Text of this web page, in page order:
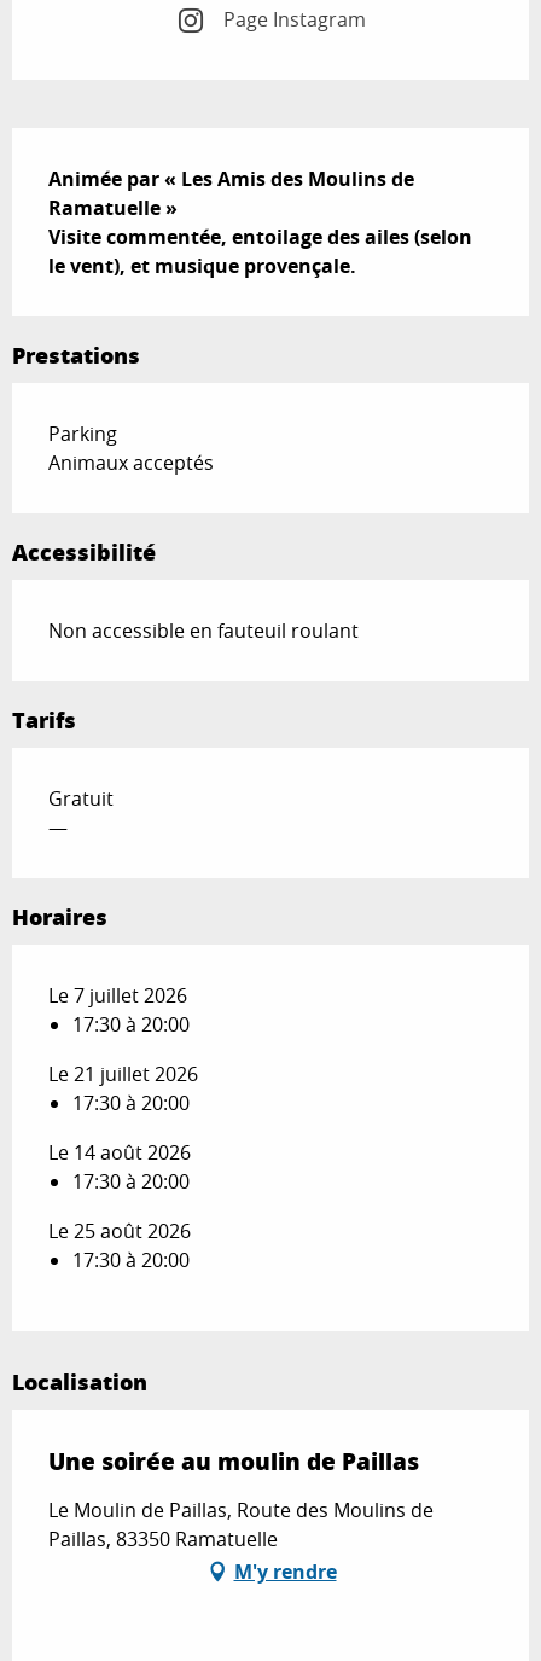
Page Instagram
Animée par « Les Amis des Moulins de
Ramatuelle »
Visite commentée, entoilage des ailes (selon
le vent), et musique provençale.
Prestations
Parking
Animaux acceptés
Accessibilité
Non accessible en fauteuil roulant
Tarifs
Gratuit
—
Horaires
Le 7 juillet 2026
17:30 à 20:00
Le 21 juillet 2026
17:30 à 20:00
Le 14 août 2026
17:30 à 20:00
Le 25 août 2026
17:30 à 20:00
Localisation
Une soirée au moulin de Paillas
Le Moulin de Paillas, Route des Moulins de
Paillas, 83350 Ramatuelle
M'y rendre